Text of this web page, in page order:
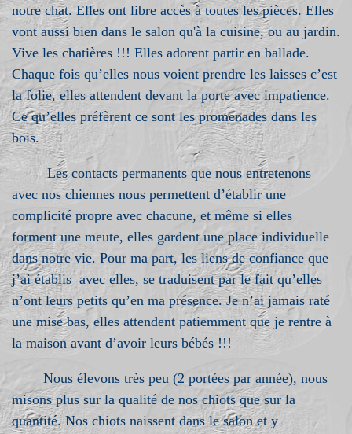
notre chat. Elles ont libre accès à toutes les pièces. Elles
vont aussi bien dans le salon qu'à la cuisine, ou au jardin.
Vive les chatières !!! Elles adorent partir en ballade.
Chaque fois qu’elles nous voient prendre les laisses c’est
la folie, elles attendent devant la porte avec impatience.
Ce qu’elles préfèrent ce sont les promenades dans les
bois.
Les contacts permanents que nous entretenons
avec nos chiennes nous permettent d’établir une
complicité propre avec chacune, et même si elles
forment une meute, elles gardent une place individuelle
dans notre vie. Pour ma part, les liens de confiance que
j’ai établis avec elles, se traduisent par le fait qu’elles
n’ont leurs petits qu’en ma présence. Je n’ai jamais raté
une mise bas, elles attendent patiemment que je rentre à
la maison avant d’avoir leurs bébés !!!
Nous élevons très peu (2 portées par année), nous
misons plus sur la qualité de nos chiots que sur la
quantité. Nos chiots naissent dans le salon et y